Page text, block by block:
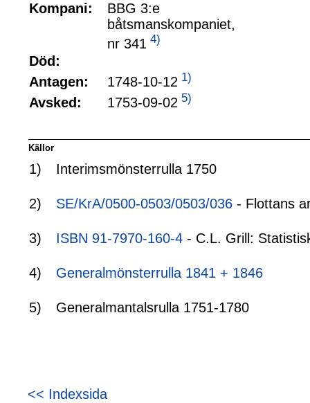
Kompani:
BBG 3:e
båtsmanskompaniet,
nr 341 4)
Död:
Antagen:
1748-10-12 1)
Avsked: 1753-09-02 5)
Källor
1) Interimsmönsterrulla 1750
2) SE/KrA/0500-0503/0503/036 - Flottans
3) ISBN 91-7970-160-4 - C.L. Grill:
4) Generalmönsterrulla 1841 + 1846
5) Generalmantalsrulla 1751-1780
<< Indexsida